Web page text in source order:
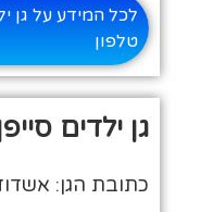
לכל המידע על גן
טלפון
גן ילדים
כתובת הגן: אשדוד